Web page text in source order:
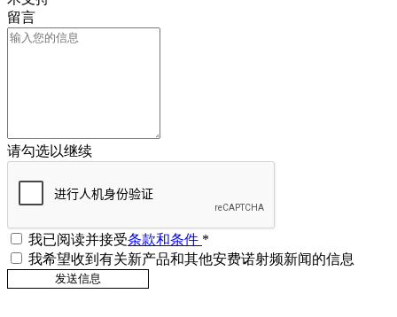
留言
请勾选以继续
我已阅读并接受条款和条件 *
我希望收到有关新产品和其他安费诺射频新闻的信息